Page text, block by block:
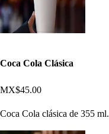
Coca Cola Clásica
MX$45.00
Coca Cola clásica de 355 ml.